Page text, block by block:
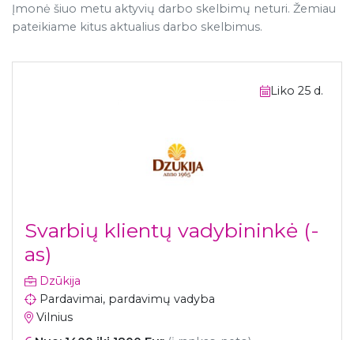
Įmonė šiuo metu aktyvių darbo skelbimų neturi. Žemiau
pateikiame kitus aktualius darbo skelbimus.
Liko 25 d.
Svarbių klientų vadybininkė (-
as)
Dzūkija
Pardavimai, pardavimų vadyba
Vilnius